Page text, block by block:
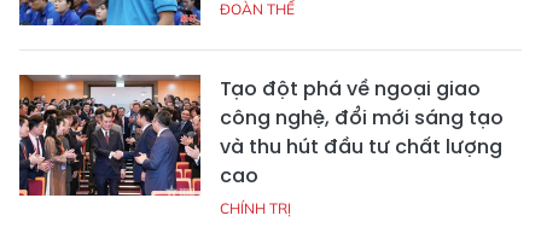
ĐOÀN THỂ
Tạo đột phá về ngoại giao
công nghệ, đổi mới sáng tạo
và thu hút đầu tư chất lượng
cao
CHÍNH TRỊ